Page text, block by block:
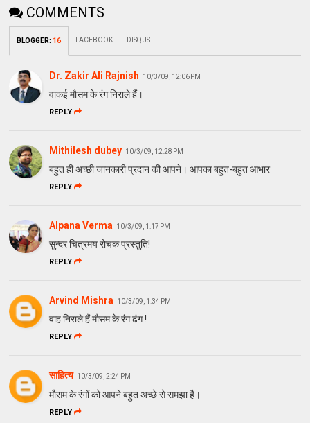
COMMENTS
BLOGGER: 16 FACEBOOK DISQUS
Dr. Zakir Ali Rajnish 10/3/09, 12:06 PM
वाकई मौसम के रंग निराले हैं।
REPLY
Mithilesh dubey 10/3/09, 12:28 PM
बहुत ही अच्छी जानकारी प्रदान की आपने। आपका बहुत-बहुत आभार
REPLY
Alpana Verma 10/3/09, 1:17 PM
सुन्दर चित्रमय रोचक प्रस्तुति!
REPLY
Arvind Mishra 10/3/09, 1:34 PM
वाह निराले हैं मौसम के रंग ढंग !
REPLY
साहित्य 10/3/09, 2:24 PM
मौसम के रंगों को आपने बहुत अच्छे से समझा है।
REPLY